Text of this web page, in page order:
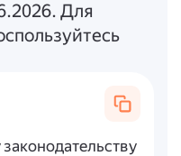
Для